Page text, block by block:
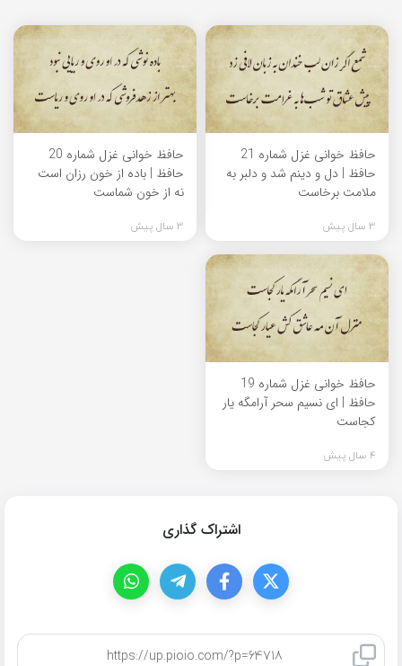
حافظ خوانی غزل شماره 21
حافظ | دل و دینم شد و دلبر به
ملامت برخاست
3 سال پیش
حافظ خوانی غزل شماره 20
حافظ | باده از خون رزان است
نه از خون شماست
3 سال پیش
حافظ خوانی غزل شماره 19
حافظ | ای نسیم سحر آرامگه یار
کجاست
4 سال پیش
اشتراک گذاری